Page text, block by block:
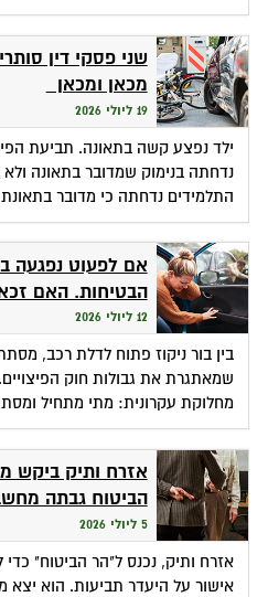
שני פסקי דין
מכאן ומכאן
19 ליולי 2026
ילד נפצע קשה בתאונה. תביעת
נדחתה בנימוק שמדובר בתאונה
התלמידים נדחתה כי מדובר
אם לפעוט נפגעה
הבטיחות. האם
12 ליולי 2026
בין בור ניקוז פתוח לדלת רכב,
שמאתגרת את גבולות חוק
מחלוקת עקרונית: מתי מתחיל
אזרח ותיק ביקש
הביטוח גבתה
5 ליולי 2026
אזרח ותיק, נכנס ל"הר הביטוח"
אישור על היעדר תביעות. הוא יצא